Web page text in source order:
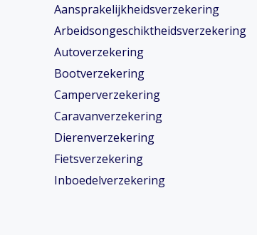
Aansprakelijkheidsverzekering
Arbeidsongeschiktheids­­verzekering
Autoverzekering
Bootverzekering
Camperverzekering
Caravanverzekering
Dierenverzekering
Fietsverzekering
Inboedelverzekering